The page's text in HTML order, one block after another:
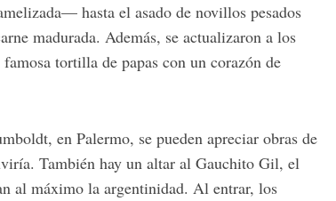
hasta el asado de novillos pesados
madurada. Además, se actualizaron a los
tortilla de papas con un corazón de
en Palermo, se pueden apreciar obras de
También hay un altar al Gauchito Gil, el
al máximo la argentinidad. Al entrar, los